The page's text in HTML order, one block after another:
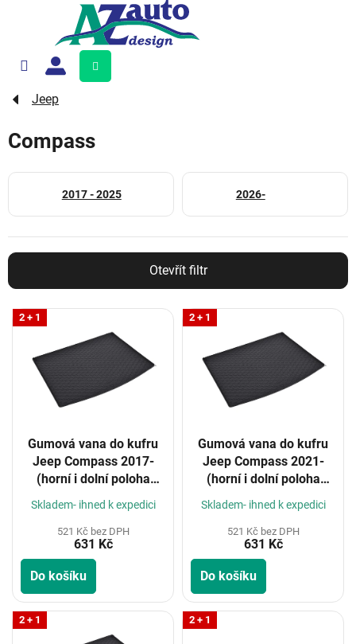
Nákupní
košík
Jeep
Compass
2017 - 2025 2026-
Otevřít filtr
V
ý
2 + 1
Gumová vana do kufru
Jeep Compass 2017-
(horní i dolní poloha
kufru)
Skladem- ihned k expedici
521 Kč bez DPH
631 Kč
Do košíku
2 + 1
Gumová vana do kufru
Jeep Compass 2021-
(horní i dolní poloha
kufru)
Skladem- ihned k expedici
521 Kč bez DPH
631 Kč
Do košíku
2 + 1 2 + 1